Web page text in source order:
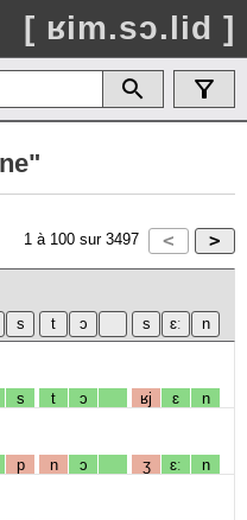
[ ʁim.sɔ.lid ]
1 à 100 sur 3497
s t ɔ ʁj ɛ n
p n ɔ ʒ ɛː n